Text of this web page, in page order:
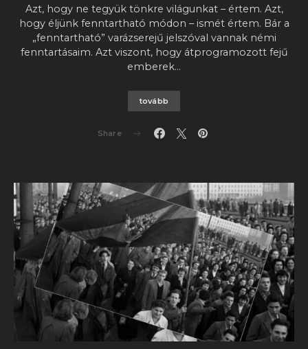
Azt, hogy ne tegyük tönkre világunkat – értem. Azt,
hogy éljünk fenntartható módon – ismét értem. Bár a
„fenntartható” varázserejű jelszóval vannak némi
fenntartásaim. Azt viszont, hogy átprogramozott fejű
emberek…
tovább
Share